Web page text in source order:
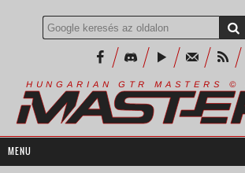
H U N G A R I A N G T R M A S T E R S ©